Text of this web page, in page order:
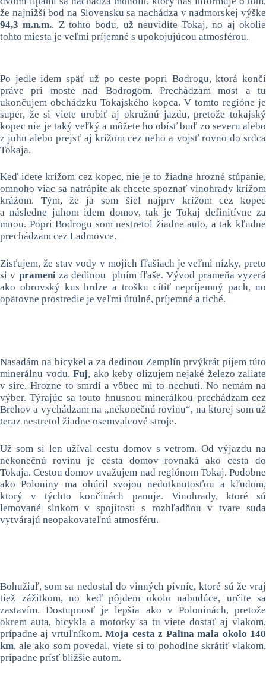
že najnižší bod na Slovensku sa nachádza v nadmorskej výške
94,3 m.n.m.. Z tohto bodu, už neuvidíte Tokaj, no aj okolie
tohto miesta je veľmi príjemné s upokojujúcou atmosférou.
Po jedle idem späť už po ceste popri Bodrogu, ktorá končí
práve pri moste nad Bodrogom. Prechádzam most a tu
ukončujem obchádzku Tokajského kopca. V tomto regióne je
super, že si viete urobiť aj okružnú jazdu, pretože tokajský
kopec nie je taký veľký a môžete ho obísť buď zo severu alebo
z juhu alebo prejsť aj krížom cez neho a vojsť rovno do srdca
Tokaja.
Keď idete krížom cez kopec, nie je to žiadne hrozné stúpanie,
omnoho viac sa natrápite ak chcete spoznať vinohrady krížom
krážom. Tým, že ja som šiel najprv krížom cez kopec
a následne juhom idem domov, tak je Tokaj definitívne za
mnou. Popri Bodrogu som nestretol žiadne auto, a tak kľudne
prechádzam cez Ladmovce.
Zisťujem, že stav vody v mojich fľašiach je veľmi nízky, preto
si v prameni za dedinou plním fľaše. Vývod prameňa vyzerá
ako obrovský kus hrdze a trošku cítiť nepríjemný pach, no
opätovne prostredie je veľmi útulné, príjemné a tiché.
Nasadám na bicykel a za dedinou Zemplín prvýkrát pijem túto
minerálnu vodu. Fuj, ako keby olizujem nejaké železo zaliate
v síre. Hrozne to smrdí a vôbec mi to nechutí. No nemám na
výber. Týrajúc sa touto hnusnou minerálkou prechádzam cez
Brehov a vychádzam na „nekonečnú rovinu“, na ktorej som už
teraz nestretol žiadne osemvalcové stroje.
Už som si len užíval cestu domov s vetrom. Od výjazdu na
nekonečnú rovinu je cesta domov rovnaká ako cesta do
Tokaja. Cestou domov uvažujem nad regiónom Tokaj. Podobne
ako Poloniny ma ohúril svojou nedotknutosťou a kľudom,
ktorý v týchto končinách panuje. Vinohrady, ktoré sú
lemované slnkom v spojitosti s rozhľadňou v tvare suda
vytvárajú neopakovateľnú atmosféru.
Bohužiaľ, som sa nedostal do vinných pivníc, ktoré sú že vraj
tiež zážitkom, no keď pôjdem okolo nabudúce, určite sa
zastavím. Dostupnosť je lepšia ako v Poloninách, pretože
okrem auta, bicykla a motorky sa tu viete dostať aj vlakom,
prípadne aj vrtuľníkom.Moja cesta z Palína mala okolo 140
km, ale ako som povedal, viete si to pohodlne skrátiť vlakom,
prípadne prísť bližšie autom.